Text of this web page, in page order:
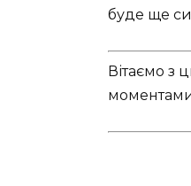
буде ще
Вітаємо з